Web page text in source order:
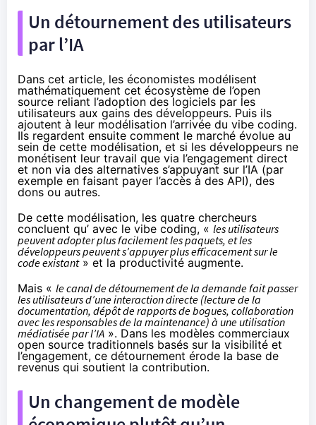
Un détournement des utilisateurs
par l’IA
Dans cet article, les économistes modélisent
mathématiquement cet écosystème de l’open
source reliant l’adoption des logiciels par les
utilisateurs aux gains des développeurs. Puis ils
ajoutent à leur modélisation l’arrivée du vibe coding.
Ils regardent ensuite comment le marché évolue au
sein de cette modélisation, et si les développeurs ne
monétisent leur travail que via l’engagement direct
et non via des alternatives s’appuyant sur l’IA (par
exemple en faisant payer l’accès à des API), des
dons ou autres.
De cette modélisation, les quatre chercheurs
concluent qu’ avec le vibe coding, « les utilisateurs
peuvent adopter plus facilement les paquets, et les
développeurs peuvent s’appuyer plus efficacement sur le
code existant» et la productivité augmente.
Mais « le canal de détournement de la demande fait passer
les utilisateurs d’une interaction directe (lecture de la
documentation, dépôt de rapports de bogues, collaboration
avec les responsables de la maintenance) à une utilisation
médiatisée par l’IA ». Dans les modèles commerciaux
open source traditionnels basés sur la visibilité et
l’engagement, ce détournement érode la base de
revenus qui soutient la contribution.
Un changement de modèle